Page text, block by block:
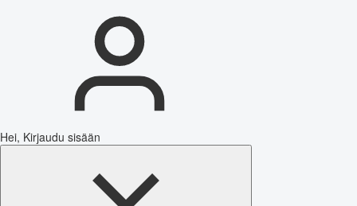
Hei, Kirjaudu sisään